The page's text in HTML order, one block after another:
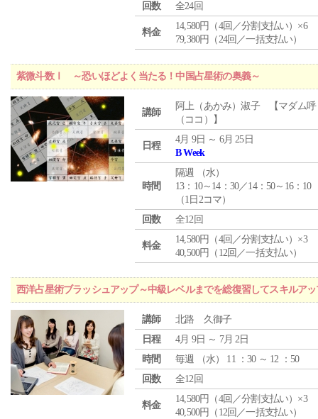
回数
全24回
料金
14,580円（4回／分割支払い）×6
79,380円（24回／一括支払い）
紫微斗数Ⅰ ～恐いほどよく当たる！中国占星術の奥義～
講師
阿上（あかみ）淑子 【マダム呼
（ココ）】
日程
4月 9日 ～ 6月 25日
B Week
時間
隔週 （水）
13：10～14：30／14：50～16：10
（1日2コマ）
回数
全12回
料金
14,580円（4回／分割支払い）×3
40,500円（12回／一括支払い）
西洋占星術ブラッシュアップ～中級レベルまでを総復習してスキルア
講師
北路 久御子
日程
4月 9日 ～ 7月 2日
時間
毎週 （水） 11 ：30 ～ 12 ：50
回数
全12回
料金
14,580円（4回／分割支払い）×3
40,500円（12回／一括支払い）